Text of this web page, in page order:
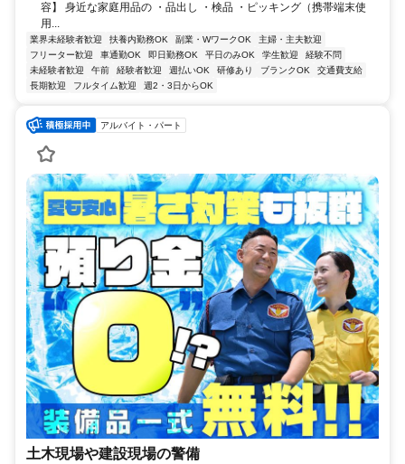
容】 身近な家庭用品の ・品出し ・検品 ・ピッキング（携帯端末使
用...
業界未経験者歓迎 扶養内勤務OK 副業・WワークOK
主婦・主夫歓迎
フリーター歓迎
車通勤OK 即日勤務OK 平日のみOK 学生歓迎
経験不問
未経験者歓迎
午前 経験者歓迎 週払いOK 研修あり ブランクOK
交通費支給
長期歓迎
フルタイム歓迎 週2・3日からOK
アルバイト・パート
土木現場や建設現場の警備